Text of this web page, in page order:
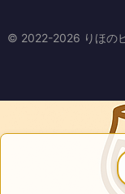
© 2022-2026 りほの